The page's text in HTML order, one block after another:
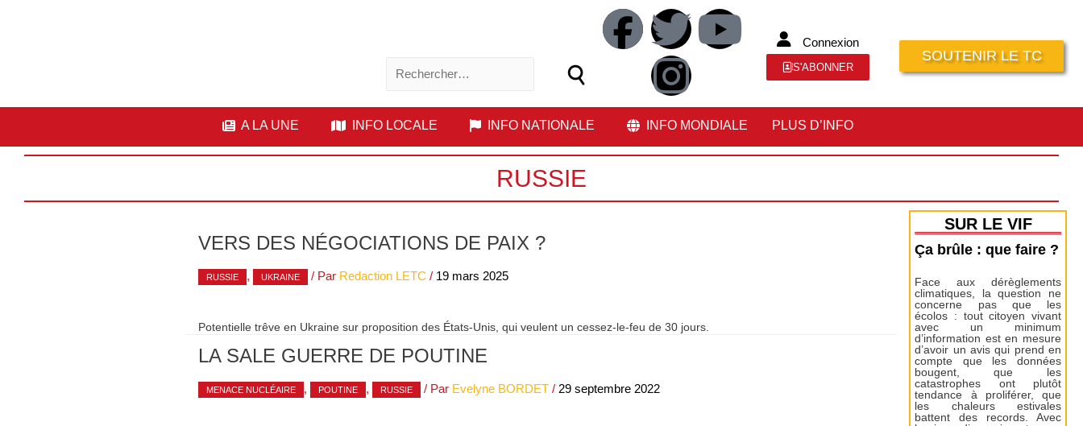
Connexion
S'ABONNER
SOUTENIR LE TC
A LA UNE INFO LOCALE INFO NATIONALE INFO MONDIALE PLUS D’INFO
RUSSIE
VERS DES NÉGOCIATIONS DE PAIX ?
RUSSIE , UKRAINE / Par Redaction LETC / 19 mars 2025
Potentielle trêve en Ukraine sur proposition des États-Unis, qui veulent un cessez-le-feu de 30 jours.
LA SALE GUERRE DE POUTINE
MENACE NUCLÉAIRE , POUTINE , RUSSIE / Par Evelyne BORDET / 29 septembre 2022
SUR LE VIF
Ça brûle : que faire ?
Face aux dérèglements
climatiques, la question ne
concerne pas que les
écolos : tout citoyen vivant
avec un minimum
d’information est en mesure
d’avoir un avis qui prend en
compte que les données
bougent, que les
catastrophes ont plutôt
tendance à proliférer, que
les chaleurs estivales
battent des records. Avec